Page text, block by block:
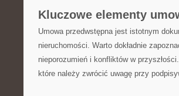
Kluczowe elementy
Umowa przedwstępna ‍jest ‌istotnym
⁤nieruchomości.​ Warto dokładnie
nieporozumień i⁤ konfliktów w
które należy zwrócić uwagę przy